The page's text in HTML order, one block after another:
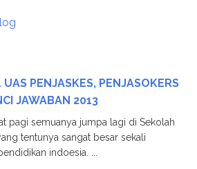
UAS PENJASKES, PENJASOKERS
JAWABAN 2013
pagi semuanya jumpa lagi di Sekolah
tentunya sangat besar sekali
indoesia. ...